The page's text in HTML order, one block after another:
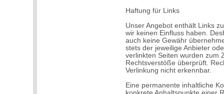
Haftung für Links
Unser Angebot enthält Links
wir keinen Einfluss haben.
auch keine Gewähr
stets der jeweilige Anbieter
verlinkten Seiten wurden zum
Rechtsverstöße überprüft.
Verlinkung nicht erkennbar.
Eine permanente inhaltliche